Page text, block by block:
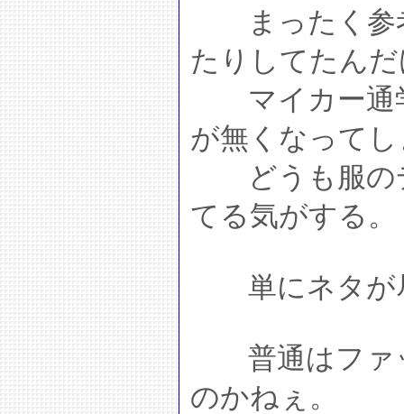
まったく参
たりしてたん
マイカー通
が無くなって
どうも服の
てる気がする。
単にネタが
普通はファ
のかねぇ。